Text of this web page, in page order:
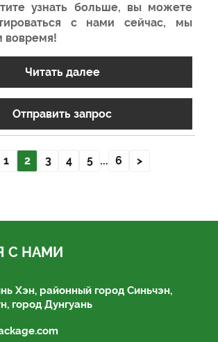
узнать больше, вы можете
с нами сейчас, мы
вовремя!
Читать далее
Отправить запрос
1 2 3 4 5 ... 6 >
С НАМИ
Хэн, районный город Синьчэн,
город Дунгуань